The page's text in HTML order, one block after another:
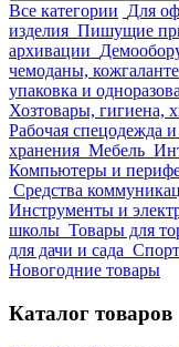
Все категории Для
изделия Пишущие
архивации
чемоданы,
упаковка и
Хозтовары, гигиена,
Рабочая спецодежда
хранения Мебель
Компьютеры и
Средства
Инструменты и
школы Товары для
для дачи и сада
Новогодние товары
Каталог товаров